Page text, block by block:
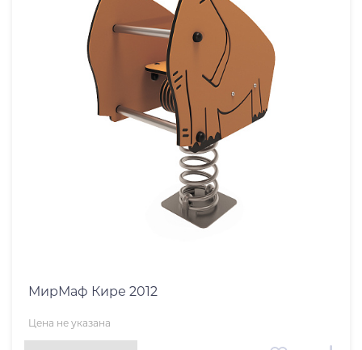
МирМаф Кире 2012
Цена не указана